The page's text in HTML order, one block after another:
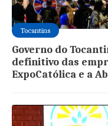
Tocantins
Governo do
definitivo das
ExpoCatólica e a